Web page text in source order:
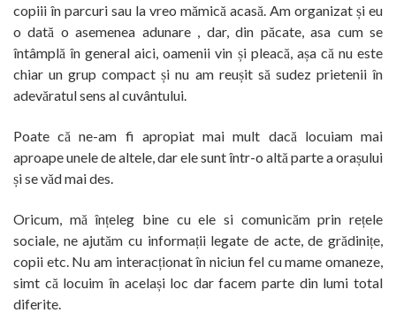
copiii în parcuri sau la vreo mămică acasă. Am organizat și eu
o dată o asemenea adunare , dar, din păcate, asa cum se
întâmplă în general aici, oamenii vin și pleacă, așa că nu este
chiar un grup compact și nu am reușit să sudez prietenii în
adevăratul sens al cuvântului.
Poate că ne-am fi apropiat mai mult dacă locuiam mai
aproape unele de altele, dar ele sunt într-o altă parte a orașului
și se văd mai des.
Oricum, mă înțeleg bine cu ele si comunicăm prin rețele
sociale, ne ajutăm cu informații legate de acte, de grădinițe,
copii etc. Nu am interacționat în niciun fel cu mame omaneze,
simt că locuim în același loc dar facem parte din lumi total
diferite.